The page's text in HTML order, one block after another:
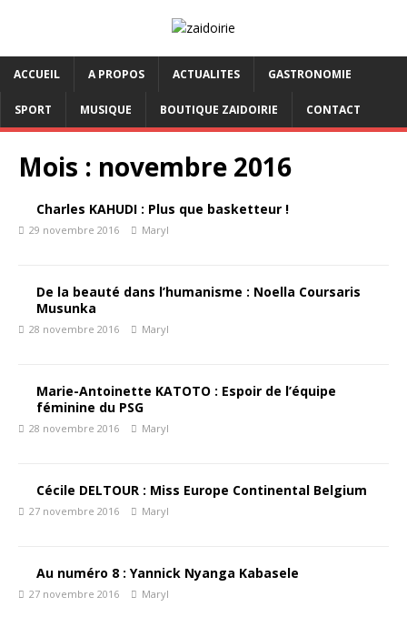
ACCUEIL A PROPOS ACTUALITES GASTRONOMIE
SPORT MUSIQUE BOUTIQUE ZAIDOIRIE CONTACT
Mois : novembre 2016
Charles KAHUDI : Plus que basketteur !
29 novembre 2016 Maryl
De la beauté dans l’humanisme : Noella Coursaris
Musunka
28 novembre 2016 Maryl
Marie-Antoinette KATOTO : Espoir de l’équipe
féminine du PSG
28 novembre 2016 Maryl
Cécile DELTOUR : Miss Europe Continental Belgium
27 novembre 2016 Maryl
Au numéro 8 : Yannick Nyanga Kabasele
27 novembre 2016 Maryl